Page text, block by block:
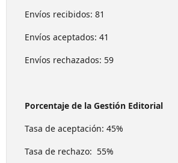
Envíos recibidos: 81
Envíos aceptados: 41
Envíos rechazados: 59
Porcentaje de la Gestión Editorial
Tasa de aceptación: 45%
Tasa de rechazo: 55%